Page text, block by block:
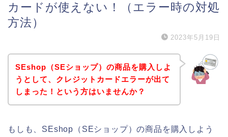
カードが使えない！（エラー時の対処
方法）
2023年5月19日
SEshop（SEショップ）の商品を購入しよ
うとして、クレジットカードエラーが出て
しまった！という方はいませんか？
もしも、SEshop（SEショップ）の商品を購入しよう